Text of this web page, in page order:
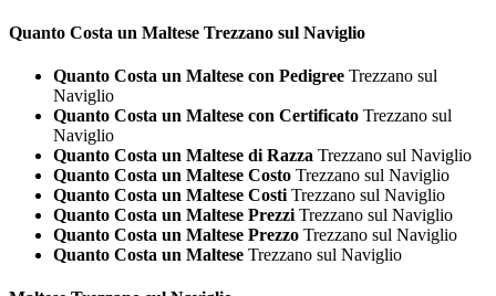
Quanto Costa un Maltese Trezzano sul Naviglio
Quanto Costa un Maltese con Pedigree Trezzano sul
Naviglio
Quanto Costa un Maltese con Certificato Trezzano sul
Naviglio
Quanto Costa un Maltese di Razza Trezzano sul Naviglio
Quanto Costa un Maltese Costo Trezzano sul Naviglio
Quanto Costa un Maltese Costi Trezzano sul Naviglio
Quanto Costa un Maltese Prezzi Trezzano sul Naviglio
Quanto Costa un Maltese Prezzo Trezzano sul Naviglio
Quanto Costa un Maltese Trezzano sul Naviglio